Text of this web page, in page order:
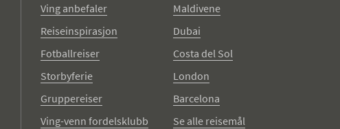
Ving anbefaler
Reiseinspirasjon
Fotballreiser
Storbyferie
Gruppereiser
Ving-venn fordelsklubb
Maldivene
Dubai
Costa del Sol
London
Barcelona
Se alle reisemål